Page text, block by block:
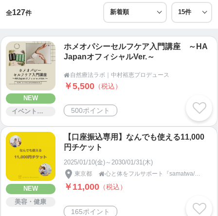
全127件
NEW
イベント・セミナー・交流会
ホメオパシーセルフケア入門講座 ～HA
JapanオフィシャルVer.～
自然療法ラボ｜中村裕恵プロデュース
￥5,500 （税込）
500ポイント
NEW
美容・健康
【口座振込専用】なんでも使える11,000
円チケット
2025/01/10(金)～2030/01/31(木)
東京都  心と体をフルサポート『samatwa/サマトワ』
￥11,000 （税込）
165ポイント